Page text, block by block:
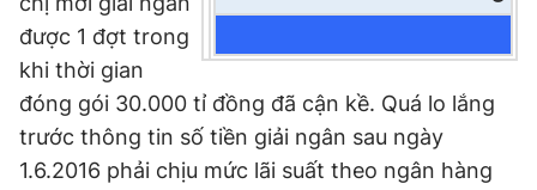
được 1 đợt trong
khi thời gian
đóng gói 30.000 tỉ đồng đã cận kề. Quá lo lắng
trước thông tin số tiền giải ngân sau ngày
1.6.2016 phải chịu mức lãi suất theo ngân hàng